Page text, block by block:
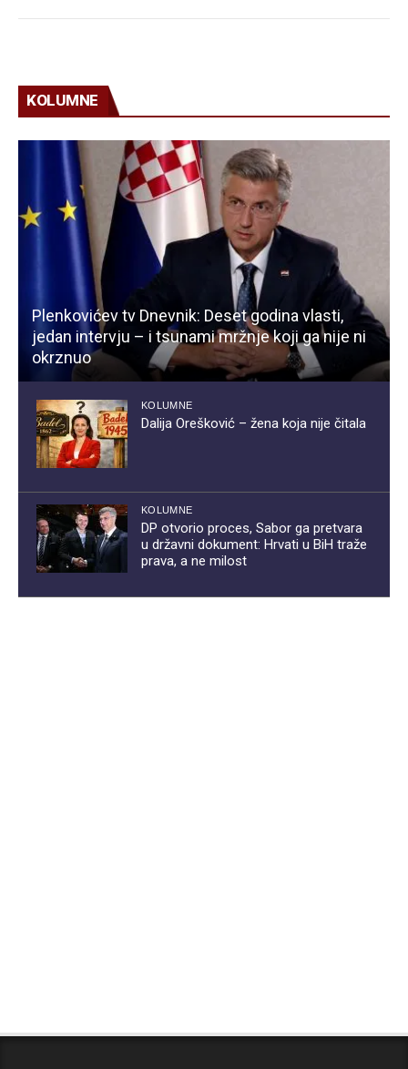
KOLUMNE
Plenkovićev tv Dnevnik: Deset godina vlasti,
jedan intervju – i tsunami mržnje koji ga nije ni
okrznuo
KOLUMNE
Dalija Orešković – žena koja nije čitala
KOLUMNE
DP otvorio proces, Sabor ga pretvara
u državni dokument: Hrvati u BiH traže
prava, a ne milost